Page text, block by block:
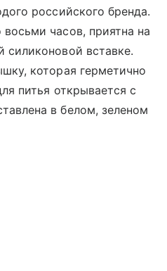
российского бренда.
часов, приятна на
силиконовой вставке.
которая герметично
питья открывается с
в белом, зеленом